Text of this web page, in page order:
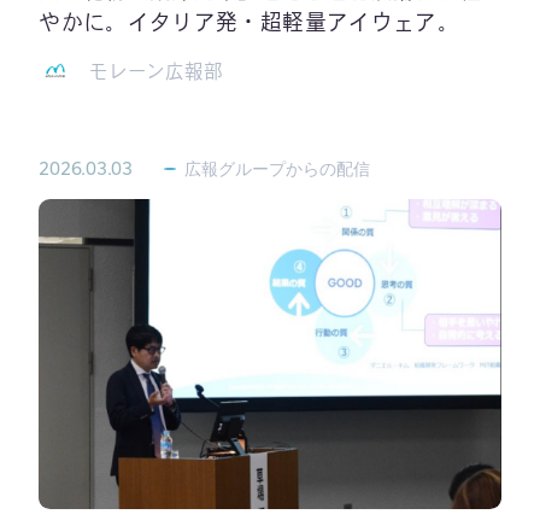
やかに。イタリア発・超軽量アイウェア。
モレーン広報部
2026.03.03 広報グループからの配信